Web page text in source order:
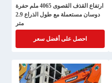
ارتفاع القذف القصوى 4065 ملم حفرة
دوسان مستعملة مع طول الذراع 2.9
متر
احصل على أفضل سعر